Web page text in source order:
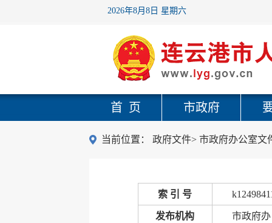
2026年8月8日 星期六
首 页 市政府
当前位置： 政府文件> 市政府办公室文
索 引 号
发布机构 市政府办